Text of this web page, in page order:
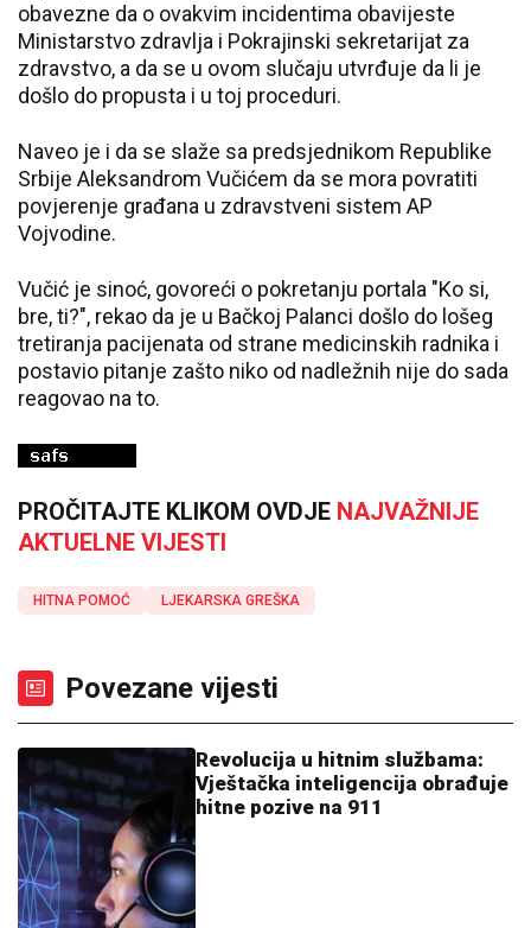
obavezne da o ovakvim incidentima obavijeste
Ministarstvo zdravlja i Pokrajinski sekretarijat za
zdravstvo, a da se u ovom slučaju utvrđuje da li je
došlo do propusta i u toj proceduri.
Naveo je i da se slaže sa predsjednikom Republike
Srbije Aleksandrom Vučićem da se mora povratiti
povjerenje građana u zdravstveni sistem AP
Vojvodine.
Vučić je sinoć, govoreći o pokretanju portala "Ko si,
bre, ti?", rekao da je u Bačkoj Palanci došlo do lošeg
tretiranja pacijenata od strane medicinskih radnika i
postavio pitanje zašto niko od nadležnih nije do sada
reagovao na to.
PROČITAJTE KLIKOM OVDJE NAJVAŽNIJE
AKTUELNE VIJESTI
HITNA POMOĆ LJEKARSKA GREŠKA
Povezane vijesti
Revolucija u hitnim službama:
Vještačka inteligencija obrađuje
hitne pozive na 911